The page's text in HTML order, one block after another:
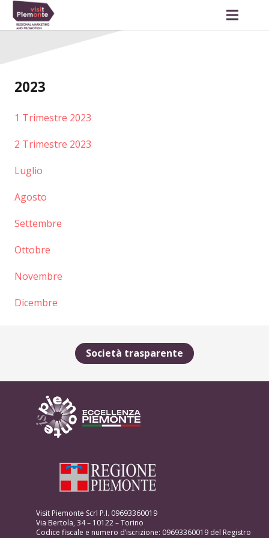
2023
1 Trimestre 2023
2 Trimestre 2023
Luglio
Agosto
Settembre
Ottobre
Novembre
Dicembre
Società trasparente
Visit Piemonte Scrl P.I. 09693360019
Via Bertola, 34 – 10122 – Torino
Codice fiscale e numero d’iscrizione: 09693360019 del Registro